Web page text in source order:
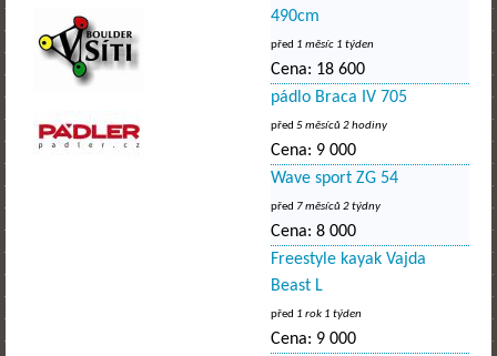
490cm
před 1 měsíc 1 týden
Cena: 18 600
pádlo Braca IV 705
před 5 měsíců 2 hodiny
Cena: 9 000
Wave sport ZG 54
před 7 měsíců 2 týdny
Cena: 8 000
Freestyle kayak Vajda
Beast L
před 1 rok 1 týden
Cena: 9 000